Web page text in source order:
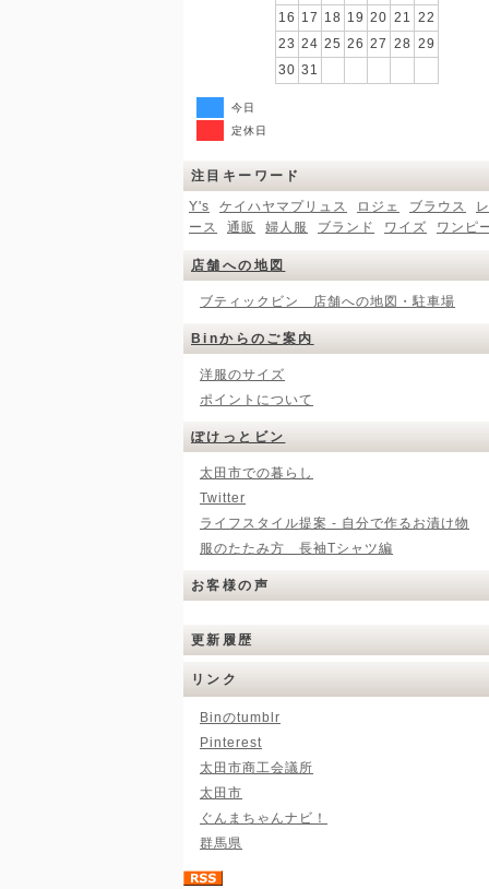
16 17 18 19 20 21 22
23 24 25 26 27 28 29
30 31
今日
定休日
注目キーワード
Y's
ケイハヤマプリュス ロジェ ブラウス
ース
通販 婦人服 ブランド ワイズ ワンピ
店舗への地図
ブティックビン 店舗への地図・駐車場
Binからのご案内
洋服のサイズ
ポイントについて
ぽけっとビン
太田市での暮らし
Twitter
ライフスタイル提案 - 自分で作るお漬け物
服のたたみ方 長袖Tシャツ編
お客様の声
更新履歴
リンク
Binのtumblr
Pinterest
太田市商工会議所
太田市
ぐんまちゃんナビ！
群馬県